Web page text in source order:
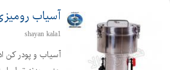
آسیاب
shayan kala1